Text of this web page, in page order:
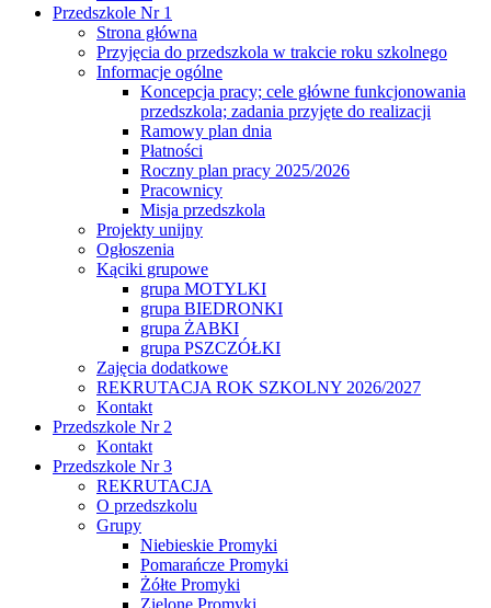
Przedszkole Nr 1
Strona główna
Przyjęcia do przedszkola w trakcie roku szkolnego
Informacje ogólne
Koncepcja pracy; cele główne funkcjonowania
przedszkola; zadania przyjęte do realizacji
Ramowy plan dnia
Płatności
Roczny plan pracy 2025/2026
Pracownicy
Misja przedszkola
Projekty unijny
Ogłoszenia
Kąciki grupowe
grupa MOTYLKI
grupa BIEDRONKI
grupa ŻABKI
grupa PSZCZÓŁKI
Zajęcia dodatkowe
REKRUTACJA ROK SZKOLNY 2026/2027
Kontakt
Przedszkole Nr 2
Kontakt
Przedszkole Nr 3
REKRUTACJA
O przedszkolu
Grupy
Niebieskie Promyki
Pomarańcze Promyki
Żółte Promyki
Zielone Promyki